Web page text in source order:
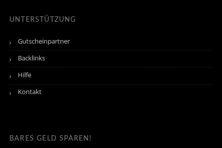
UNTERSTÜTZUNG
Gutscheinpartner
Backlinks
Hilfe
Kontakt
BARES GELD SPAREN!